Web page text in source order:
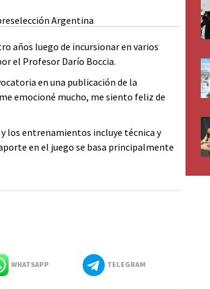
años luego de incursionar en varios
el Profesor Darío Boccia.
en una publicación de la
emocioné mucho, me siento feliz de
los entrenamientos incluye técnica y
en el juego se basa principalmente
WHATSAPP TELEGRAM